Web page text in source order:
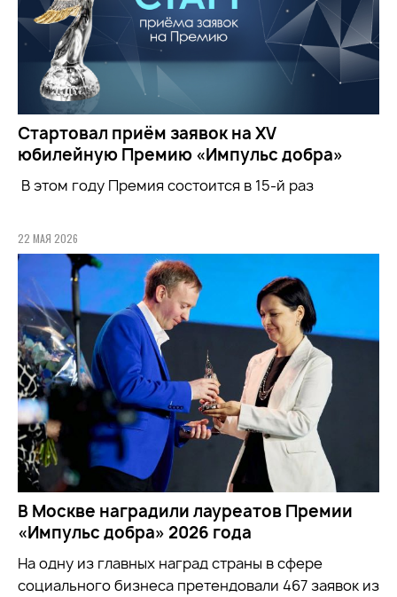
Стартовал приём заявок на XV
юбилейную Премию «Импульс добра»
В этом году Премия состоится в 15-й раз
22 МАЯ 2026
В Москве наградили лауреатов Премии
«Импульс добра» 2026 года
На одну из главных наград страны в сфере
социального бизнеса претендовали 467 заявок из